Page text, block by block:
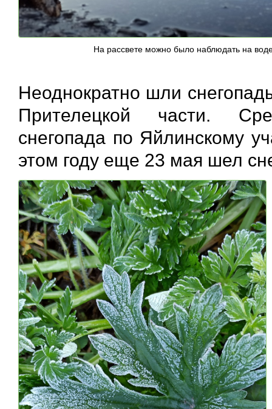
На рассвете можно было наблюдать на
Неоднократно шли
Прителецкой части.
снегопада по Яйлинскому
этом году еще 23 мая шел